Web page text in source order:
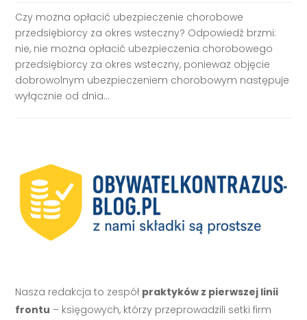
Czy można opłacić ubezpieczenie chorobowe
przedsiębiorcy za okres wsteczny? Odpowiedź brzmi:
nie, nie można opłacić ubezpieczenia chorobowego
przedsiębiorcy za okres wsteczny, ponieważ objęcie
dobrowolnym ubezpieczeniem chorobowym następuje
wyłącznie od dnia...
Nasza redakcja to zespół praktyków z pierwszej linii
frontu – księgowych, którzy przeprowadzili setki firm